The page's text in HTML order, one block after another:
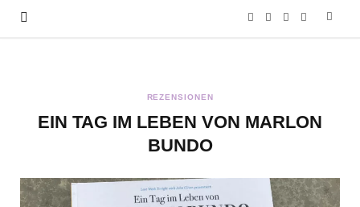
F
b
T
t
I
a
P
e
REZENSIONEN
EIN TAG IM LEBEN VON MARLON
BUNDO